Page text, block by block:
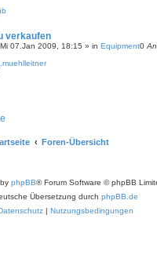
verkaufen
Mi 07.Jan 2009, 18:15 » in Equipment0
Foren-Übersicht
phpBB® Forum Software © phpBB
Übersetzung durch phpBB.de
| Nutzungsbedingungen